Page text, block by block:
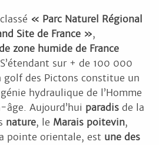
« Parc Naturel Régional
Site de France »,
zone humide de France
sur + de 100 000
golf des Pictons constitue un
hydraulique de l’Homme
âge. Aujourd’hui paradis de la
nature, le Marais poitevin,
pointe orientale, est une des